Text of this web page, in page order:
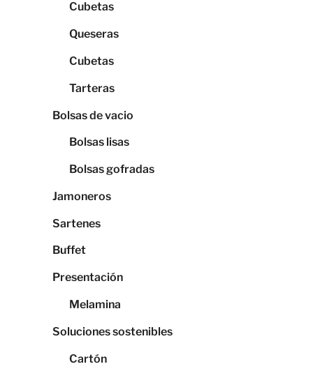
Cubetas
Queseras
Cubetas
Tarteras
Bolsas de vacio
Bolsas lisas
Bolsas gofradas
Jamoneros
Sartenes
Buffet
Presentación
Melamina
Soluciones sostenibles
Cartón